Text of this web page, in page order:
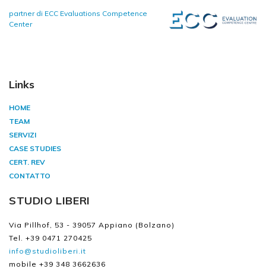
partner di ECC Evaluations Competence
Center
Links
HOME
TEAM
SERVIZI
CASE STUDIES
CERT. REV
CONTATTO
STUDIO LIBERI
Via Pillhof, 53 - 39057 Appiano (Bolzano)
Tel. +39 0471 270425
info@studioliberi.it
mobile +39 348 3662636